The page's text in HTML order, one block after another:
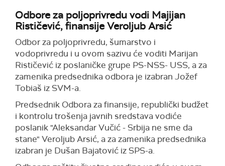
Odbore za poljoprivredu vodi Majijan
Rističević, finansije Veroljub Arsić
Odbor za poljoprivredu, šumarstvo i
vodoprivredu i u ovom sazivu će voditi Marijan
Rističević iz poslaničke grupe PS-NSS- USS, a za
zamenika predsednika odbora je izabran Jožef
Tobiaš iz SVM-a.
Predsednik Odbora za finansije, republički budžet
i kontrolu trošenja javnih sredstava vodiće
poslanik "Aleksandar Vučić - Srbija ne sme da
stane" Veroljub Arsić, a za zamenika predsednika
izabran je Dušan Bajatović iz SPS-a.